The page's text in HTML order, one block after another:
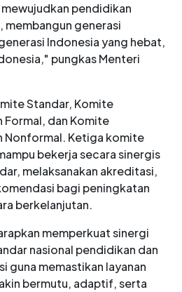
pendidikan
membangun generasi
Indonesia yang hebat,
pungkas Menteri
Standar, Komite
dan Komite
Nonformal. Ketiga komite
bekerja secara sinergis
melaksanakan akreditasi,
bagi peningkatan
berkelanjutan.
memperkuat sinergi
nasional pendidikan dan
guna memastikan layanan
bermutu, adaptif, serta